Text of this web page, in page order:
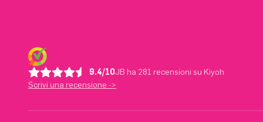
9.4/10JB ha 281 recensioni su Kiyoh
Scrivi una recensione ->